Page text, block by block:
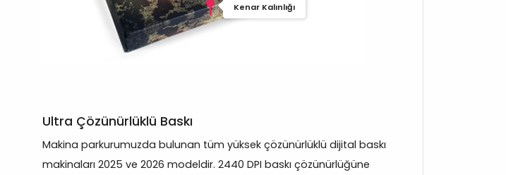
Kenar Kalınlığı
Ultra Çözünürlüklü Baskı
Makina parkurumuzda bulunan tüm yüksek çözünürlüklü dijital baskı
makinaları 2025 ve 2026 modeldir. 2440 DPI baskı çözünürlüğüne